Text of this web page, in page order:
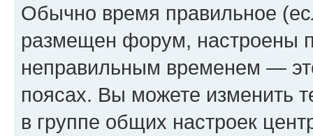
Обычно время правильное
размещен форум, настроены
неправильным временем —
поясах. Вы можете изменить
в группе общих настроек